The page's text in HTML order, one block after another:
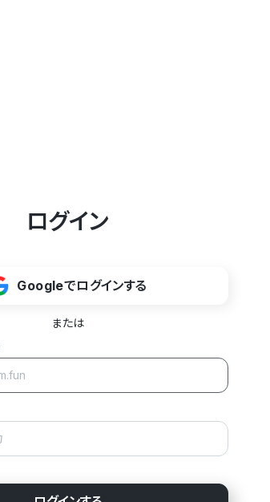
ログイン
Googleでログインする
または